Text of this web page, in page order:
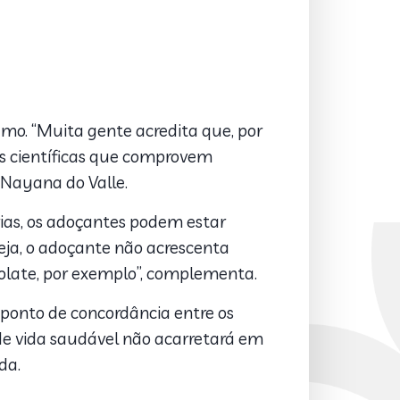
“Muita gente acredita que, por
científicas que comprovem
do Valle.
os adoçantes podem estar
o adoçante não acrescenta
por exemplo”, complementa.
de concordância entre os
vida saudável não acarretará em